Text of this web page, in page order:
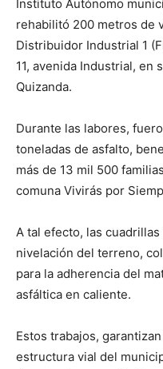
Instituto Autónomo
rehabilitó 200 metros de
Distribuidor Industrial 1
11, avenida Industrial, en
Quizanda.
Durante las labores,
toneladas de asfalto,
más de 13 mil 500
comuna Vivirás por
A tal efecto, las
nivelación del terreno,
para la adherencia del
asfáltica en caliente.
Estos trabajos,
estructura vial del